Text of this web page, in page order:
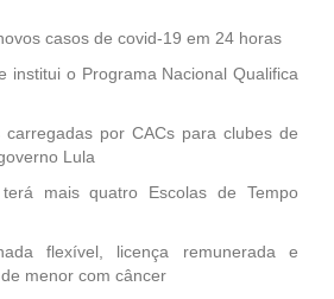
casos de covid-19 em 24 horas
institui o Programa Nacional Qualifica
por CACs para clubes de
Lula
mais quatro Escolas de Tempo
flexível, licença remunerada e
menor com câncer